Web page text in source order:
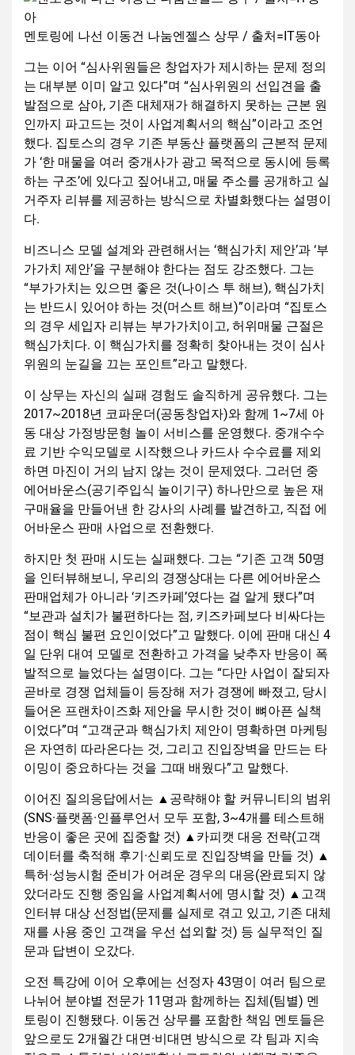
멘토링에 나선 이동건 나눔엔젤스 상무 / 출처=IT동아
그는 이어 “심사위원들은 창업자가 제시하는 문제 정의
는 대부분 이미 알고 있다”며 “심사위원의 선입견을 출
발점으로 삼아, 기존 대체재가 해결하지 못하는 근본 원
인까지 파고드는 것이 사업계획서의 핵심”이라고 조언
했다. 집토스의 경우 기존 부동산 플랫폼의 근본적 문제
가 ‘한 매물을 여러 중개사가 광고 목적으로 동시에 등록
하는 구조’에 있다고 짚어내고, 매물 주소를 공개하고 실
거주자 리뷰를 제공하는 방식으로 차별화했다는 설명이
다.
비즈니스 모델 설계와 관련해서는 ‘핵심가치 제안’과 ‘부
가가치 제안’을 구분해야 한다는 점도 강조했다. 그는
“부가가치는 있으면 좋은 것(나이스 투 해브), 핵심가치
는 반드시 있어야 하는 것(머스트 해브)”이라며 “집토스
의 경우 세입자 리뷰는 부가가치이고, 허위매물 근절은
핵심가치다. 이 핵심가치를 정확히 찾아내는 것이 심사
위원의 눈길을 끄는 포인트”라고 말했다.
이 상무는 자신의 실패 경험도 솔직하게 공유했다. 그는
2017~2018년 코파운더(공동창업자)와 함께 1~7세 아
동 대상 가정방문형 놀이 서비스를 운영했다. 중개수수
료 기반 수익모델로 시작했으나 카드사 수수료를 제외
하면 마진이 거의 남지 않는 것이 문제였다. 그러던 중
에어바운스(공기주입식 놀이기구) 하나만으로 높은 재
구매율을 만들어낸 한 강사의 사례를 발견하고, 직접 에
어바운스 판매 사업으로 전환했다.
하지만 첫 판매 시도는 실패했다. 그는 “기존 고객 50명
을 인터뷰해보니, 우리의 경쟁상대는 다른 에어바운스
판매업체가 아니라 ‘키즈카페’였다는 걸 알게 됐다”며
“보관과 설치가 불편하다는 점, 키즈카페보다 비싸다는
점이 핵심 불편 요인이었다”고 말했다. 이에 판매 대신 4
일 단위 대여 모델로 전환하고 가격을 낮추자 반응이 폭
발적으로 늘었다는 설명이다. 그는 “다만 사업이 잘되자
곧바로 경쟁 업체들이 등장해 저가 경쟁에 빠졌고, 당시
들어온 프랜차이즈화 제안을 무시한 것이 뼈아픈 실책
이었다”며 “고객군과 핵심가치 제안이 명확하면 마케팅
은 자연히 따라온다는 것, 그리고 진입장벽을 만드는 타
이밍이 중요하다는 것을 그때 배웠다”고 말했다.
이어진 질의응답에서는 ▲공략해야 할 커뮤니티의 범위
(SNS·플랫폼·인플루언서 모두 포함, 3~4개를 테스트해
반응이 좋은 곳에 집중할 것) ▲카피캣 대응 전략(고객
데이터를 축적해 후기·신뢰도로 진입장벽을 만들 것) ▲
특허·성능시험 준비가 어려운 경우의 대응(완료되지 않
았더라도 진행 중임을 사업계획서에 명시할 것) ▲고객
인터뷰 대상 선정법(문제를 실제로 겪고 있고, 기존 대체
재를 사용 중인 고객을 우선 섭외할 것) 등 실무적인 질
문과 답변이 오갔다.
오전 특강에 이어 오후에는 선정자 43명이 여러 팀으로
나뉘어 분야별 전문가 11명과 함께하는 집체(팀별) 멘
토링이 진행됐다. 이동건 상무를 포함한 책임 멘토들은
앞으로도 2개월간 대면·비대면 방식으로 각 팀과 지속